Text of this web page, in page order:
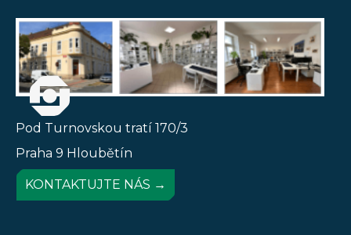
Pod Turnovskou tratí 170/3
Praha 9 Hloubětín
KONTAKTUJTE NÁS →